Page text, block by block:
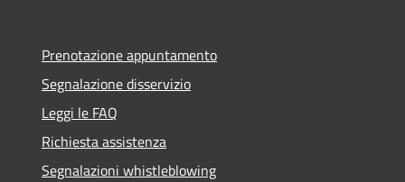
Prenotazione appuntamento
Segnalazione disservizio
Leggi le FAQ
Richiesta assistenza
Segnalazioni whistleblowing